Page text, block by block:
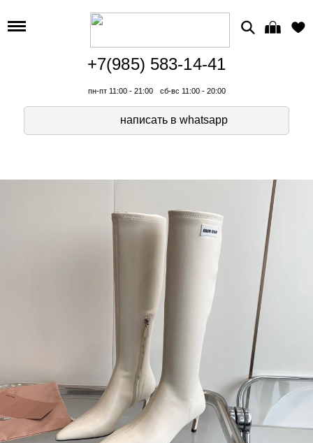
+7(985) 583-14-41
пн-пт 11:00 - 21:00 сб-вс 11:00 - 20:00
написать в whatsapp